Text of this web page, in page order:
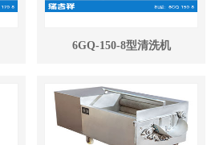
6GQ-150-8型清洗机